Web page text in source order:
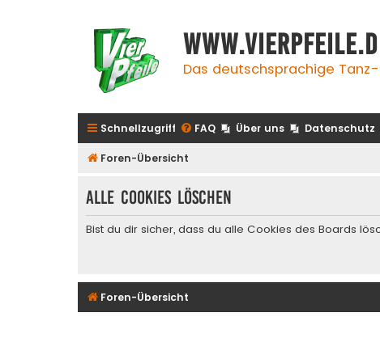
Das deutschsprachige
Schnellzugriff FAQ Über uns Datenschutz
Foren-Übersicht
Alle Cookies löschen
Bist du dir sicher, dass du alle Cookies des Boards
Foren-Übersicht